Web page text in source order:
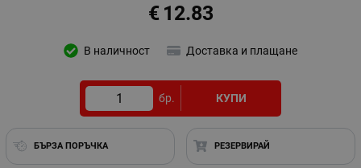
12.83
€
В наличност Доставка и плащане
бр. КУПИ
БЪРЗА ПОРЪЧКА РЕЗЕРВИРАЙ